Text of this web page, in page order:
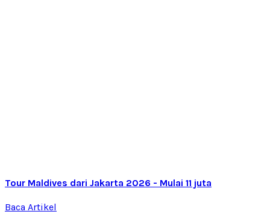
Tour Maldives dari Jakarta 2026 - Mulai 11 juta
Baca Artikel